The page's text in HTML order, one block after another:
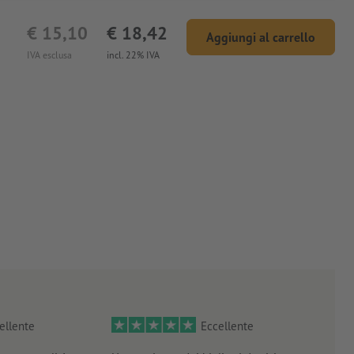
IVA esclusa
€ 15,10
incl. 22% IVA
€ 18,42 Aggiungi al carrello
Eccellente